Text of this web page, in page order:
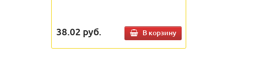
38.02 руб. В корзину